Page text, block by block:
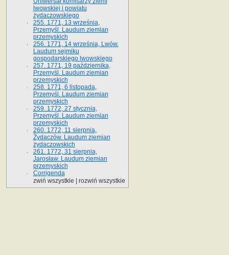
lwowskiej i powiatu
żydaczowskiego
255. 1771, 13 września,
Przemyśl. Laudum ziemian
przemyskich
256. 1771, 14 września, Lwów.
Laudum sejmiku
gospodarskiego lwowskiego
257. 1771, 19 października,
Przemyśl. Laudum ziemian
przemyskich
258. 1771, 6 listopada,
Przemyśl. Laudum ziemian
przemyskich
259. 1772, 27 stycznia,
Przemyśl. Laudum ziemian
przemyskich
260. 1772, 11 sierpnia,
Żydaczów. Laudum ziemian
żydaczowskich
261. 1772, 31 sierpnia,
Jarosław. Laudum ziemian
przemyskich
Corrigenda
zwiń wszystkie
rozwiń wszystkie